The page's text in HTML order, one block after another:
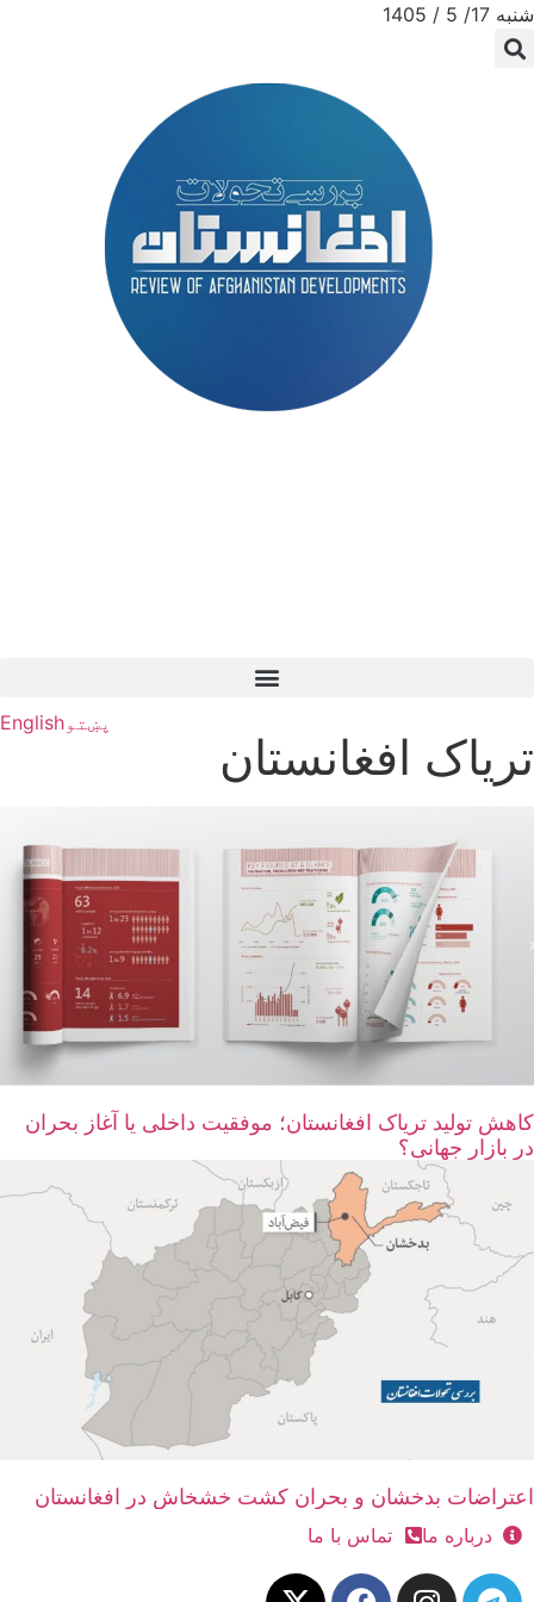
شنبه 17/ 5 / 1405
پښتوEnglish
تریاک افغانستان
کاهش تولید تریاک افغانستان؛ موفقیت داخلی یا آغاز بحران
در بازار جهانی؟
اعتراضات بدخشان و بحران کشت خشخاش در افغانستان
درباره ما تماس با ما